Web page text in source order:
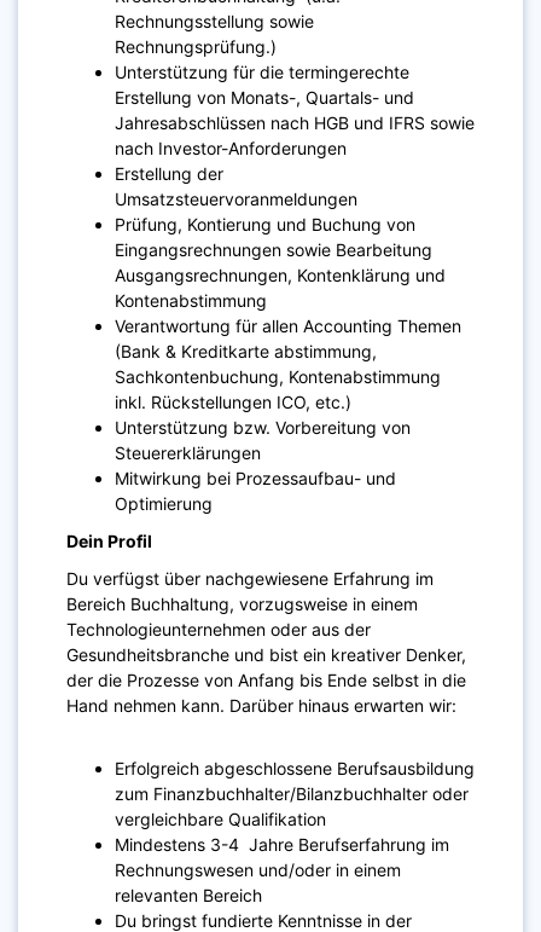
Rechnungsstellung sowie
Rechnungsprüfung.)
Unterstützung für die termingerechte
Erstellung von Monats-, Quartals- und
Jahresabschlüssen nach HGB und IFRS sowie
nach Investor-Anforderungen
Erstellung der
Umsatzsteuervoranmeldungen
Prüfung, Kontierung und Buchung von
Eingangsrechnungen sowie Bearbeitung
Ausgangsrechnungen, Kontenklärung und
Kontenabstimmung
Verantwortung für allen Accounting Themen
(Bank & Kreditkarte abstimmung,
Sachkontenbuchung, Kontenabstimmung
inkl. Rückstellungen ICO, etc.)
Unterstützung bzw. Vorbereitung von
Steuererklärungen
Mitwirkung bei Prozessaufbau- und
Optimierung
Dein Profil
Du verfügst über nachgewiesene Erfahrung im
Bereich Buchhaltung, vorzugsweise in einem
Technologieunternehmen oder aus der
Gesundheitsbranche und bist ein kreativer Denker,
der die Prozesse von Anfang bis Ende selbst in die
Hand nehmen kann. Darüber hinaus erwarten wir:
Erfolgreich abgeschlossene Berufsausbildung
zum Finanzbuchhalter/Bilanzbuchhalter oder
vergleichbare Qualifikation
Mindestens 3-4 Jahre Berufserfahrung im
Rechnungswesen und/oder in einem
relevanten Bereich
Du bringst fundierte Kenntnisse in der